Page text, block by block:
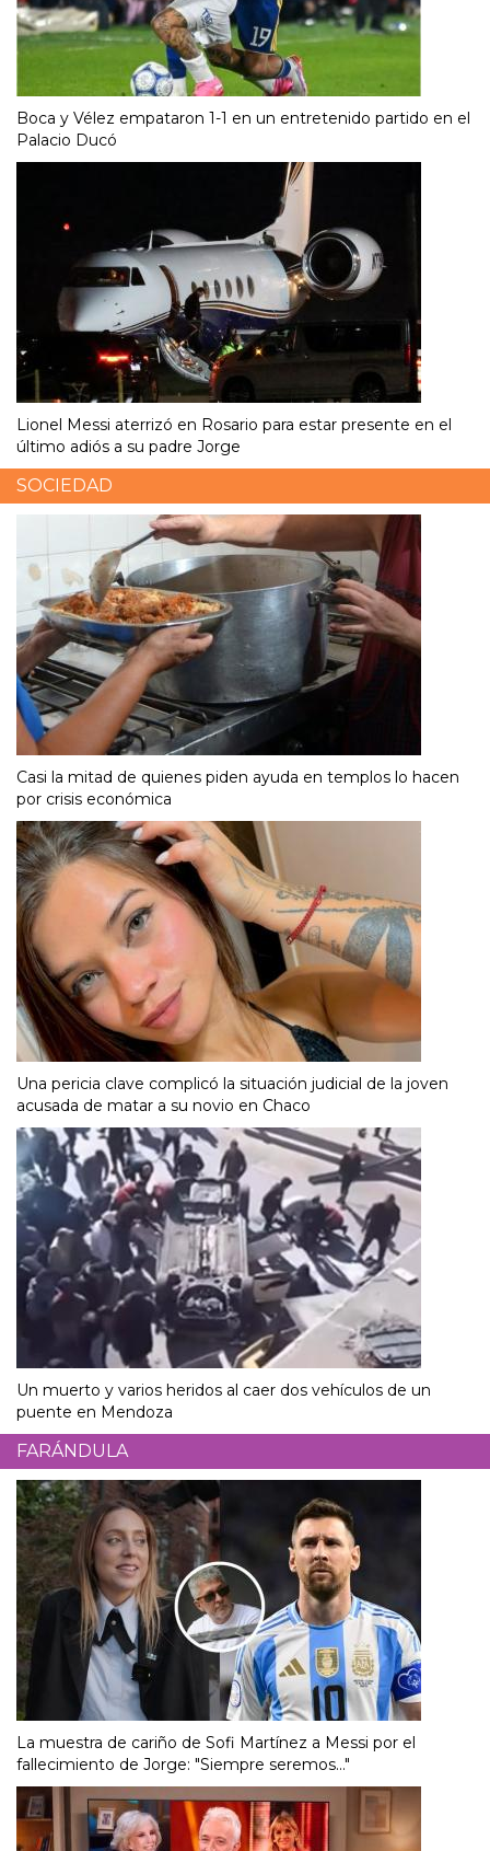
Boca y Vélez empataron 1-1 en un entretenido partido en el
Palacio Ducó
Lionel Messi aterrizó en Rosario para estar presente en el
último adiós a su padre Jorge
SOCIEDAD
Casi la mitad de quienes piden ayuda en templos lo hacen
por crisis económica
Una pericia clave complicó la situación judicial de la joven
acusada de matar a su novio en Chaco
Un muerto y varios heridos al caer dos vehículos de un
puente en Mendoza
FARÁNDULA
La muestra de cariño de Sofi Martínez a Messi por el
fallecimiento de Jorge: "Siempre seremos..."